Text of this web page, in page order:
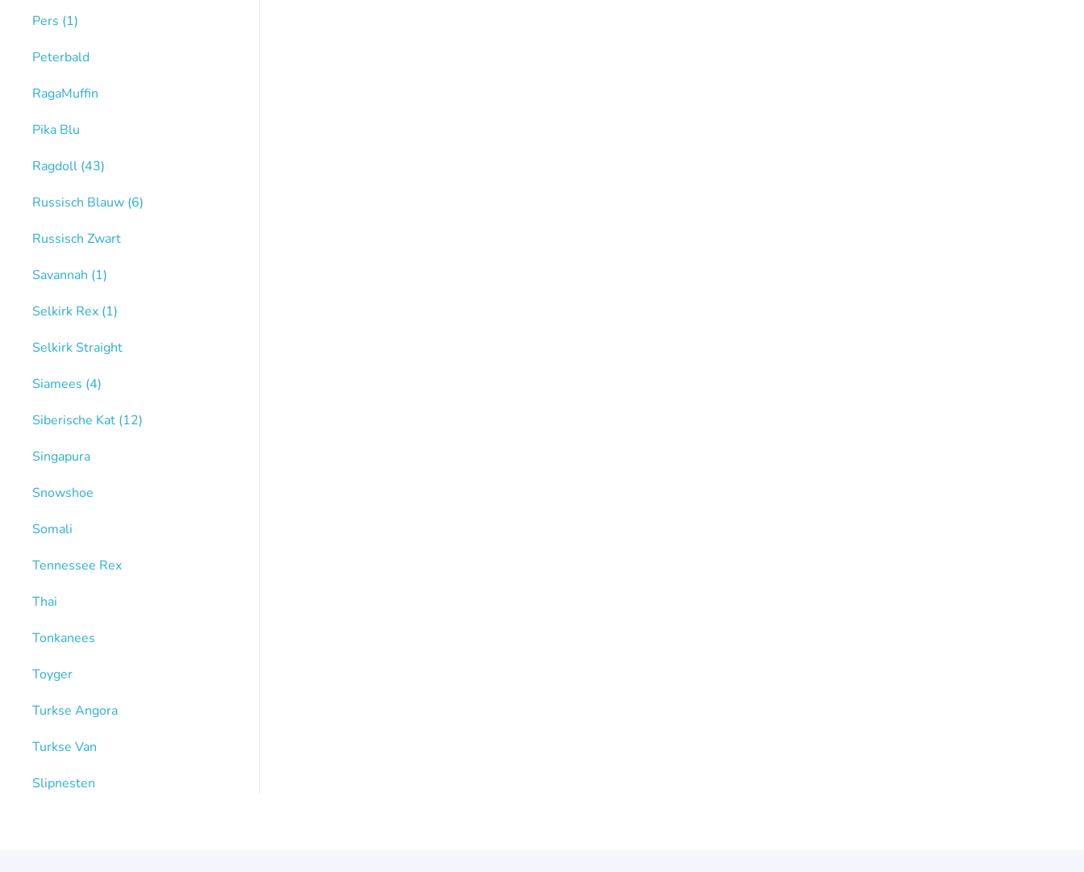
Pers (1)
Peterbald
RagaMuffin
Pika Blu
Ragdoll (43)
Russisch Blauw (6)
Russisch Zwart
Savannah (1)
Selkirk Rex (1)
Selkirk Straight
Siamees (4)
Siberische Kat (12)
Singapura
Snowshoe
Somali
Tennessee Rex
Thai
Tonkanees
Toyger
Turkse Angora
Turkse Van
Slipnesten